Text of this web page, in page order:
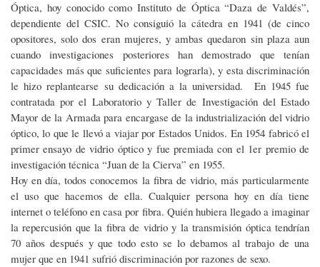
Óptica, hoy conocido como Instituto de Óptica “Daza de Valdés”,
dependiente del CSIC. No consiguió la cátedra en 1941 (de cinco
opositores, solo dos eran mujeres, y ambas quedaron sin plaza aun
cuando investigaciones posteriores han demostrado que tenían
capacidades más que suficientes para lograrla), y esta discriminación
le hizo replantearse su dedicación a la universidad. En 1945 fue
contratada por el Laboratorio y Taller de Investigación del Estado
Mayor de la Armada para encargase de la industrialización del vidrio
óptico, lo que le llevó a viajar por Estados Unidos. En 1954 fabricó el
primer ensayo de vidrio óptico y fue premiada con el 1er premio de
investigación técnica “Juan de la Cierva” en 1955.
Hoy en día, todos conocemos la fibra de vidrio, más particularmente
el uso que hacemos de ella. Cualquier persona hoy en día tiene
internet o teléfono en casa por fibra. Quién hubiera llegado a imaginar
la repercusión que la fibra de vidrio y la transmisión óptica tendrían
70 años después y que todo esto se lo debamos al trabajo de una
mujer que en 1941 sufrió discriminación por razones de sexo.